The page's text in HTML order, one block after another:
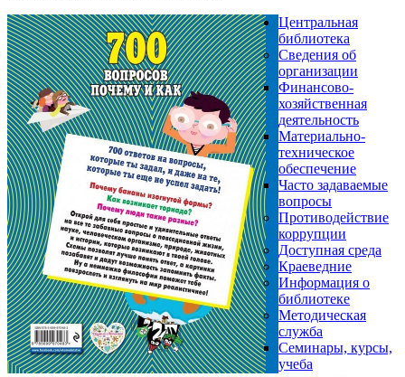
Центральная
библиотека
Сведения об
организации
Финансово-
хозяйственная
деятельность
Материально-
техническое
обеспечение
Часто задаваемые
вопросы
Противодействие
коррупции
Доступная среда
Краеведние
Информация о
библиотеке
Методическая
служба
Семинары, курсы,
учеба